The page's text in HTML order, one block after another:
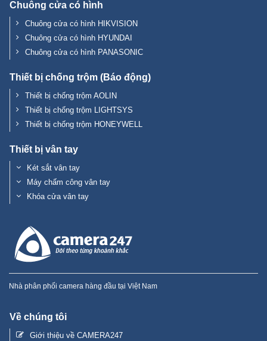
Chuông cửa có hình
Chuông cửa có hình HIKVISION
Chuông cửa có hình HYUNDAI
Chuông cửa có hình PANASONIC
Thiết bị chống trộm (Báo động)
Thiết bị chống trộm AOLIN
Thiết bị chống trộm LIGHTSYS
Thiết bị chống trộm HONEYWELL
Thiết bị vân tay
Két sắt vân tay
Máy chấm công vân tay
Khóa cửa vân tay
Nhà phân phối camera hàng đầu tại Việt Nam
Về chúng tôi
Giới thiệu về CAMERA247